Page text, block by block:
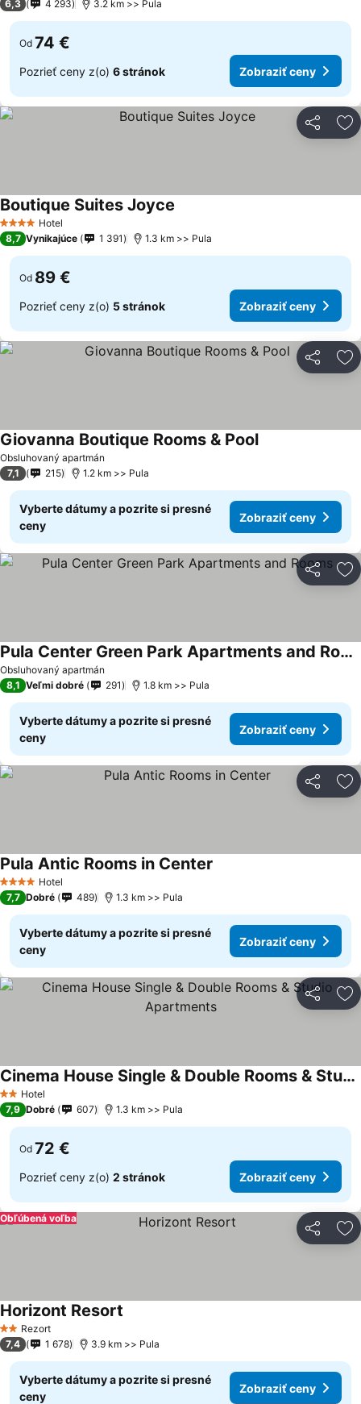
6,3 4 293 3.2 km >> Pula
Od 74 €
Pozrieť ceny z(o) 6 stránok Zobraziť ceny
Zdieľať
4 Počet hviezdičiek
Hotel
Boutique Suites Joyce
8,7 Vynikajúce 1 391 1.3 km >> Pula
Od 89 €
Pozrieť ceny z(o) 5 stránok Zobraziť ceny
Zdieľať
Obsluhovaný apartmán
Giovanna Boutique Rooms & PoolZobraziť ceny
7,1 215 1.2 km >> Pula
Vyberte dátumy a pozrite si presné
ceny
Zobraziť ceny
Zdieľať
Obsluhovaný apartmán
Pula Center Green Park Apartments and Rooms
Zobraziť ceny
8,1 Veľmi dobré 291 1.8 km >> Pula
Vyberte dátumy a pozrite si presné
ceny
Zobraziť ceny
Zdieľať
4 Počet hviezdičiek
Hotel
Pula Antic Rooms in Center
7,7 Dobré 489 1.3 km >> Pula
Vyberte dátumy a pozrite si presné
ceny
Zobraziť ceny
Zdieľať
2 Počet hviezdičiek
Hotel
Cinema House Single & Double Rooms & Studio Apartments
Zobraziť ceny
7,9 Dobré 607 1.3 km >> Pula
Od 72 €
Pozrieť ceny z(o) 2 stránok Zobraziť ceny
Zdieľať
Obľúbená voľba
2 Počet hviezdičiek
Rezort
Horizont Resort
7,4 1 678 3.9 km >> Pula
Vyberte dátumy a pozrite si presné
ceny
Zobraziť ceny